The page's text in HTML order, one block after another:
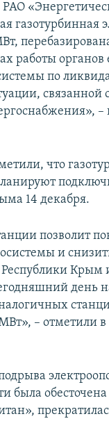
газотурбинная
работы
по
связанной
–
что
14 декабря.
позволит
и
Крым
день
– отметили в
была